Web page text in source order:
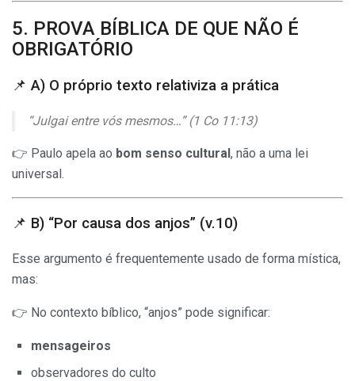
5. PROVA BÍBLICA DE QUE NÃO É
OBRIGATÓRIO
📌 A) O próprio texto relativiza a prática
“Julgai entre vós mesmos…” (1 Co 11:13)
👉 Paulo apela ao bom senso cultural, não a uma lei
universal.
📌 B) “Por causa dos anjos” (v.10)
Esse argumento é frequentemente usado de forma mística,
mas:
👉 No contexto bíblico, “anjos” pode significar:
mensageiros
observadores do culto